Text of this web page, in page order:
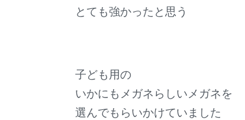
とても強かったと思う
子ども用の
いかにもメガネらしいメガネを
選んでもらいかけていました